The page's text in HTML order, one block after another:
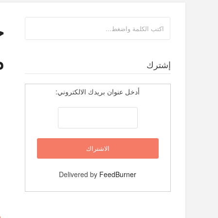
إشترك
أدخل عنوان بريدك الالكتروني:
Delivered by FeedBurner